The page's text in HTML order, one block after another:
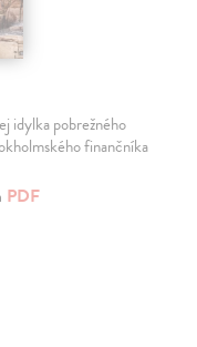
idylka pobrežného
finančníka
PDF